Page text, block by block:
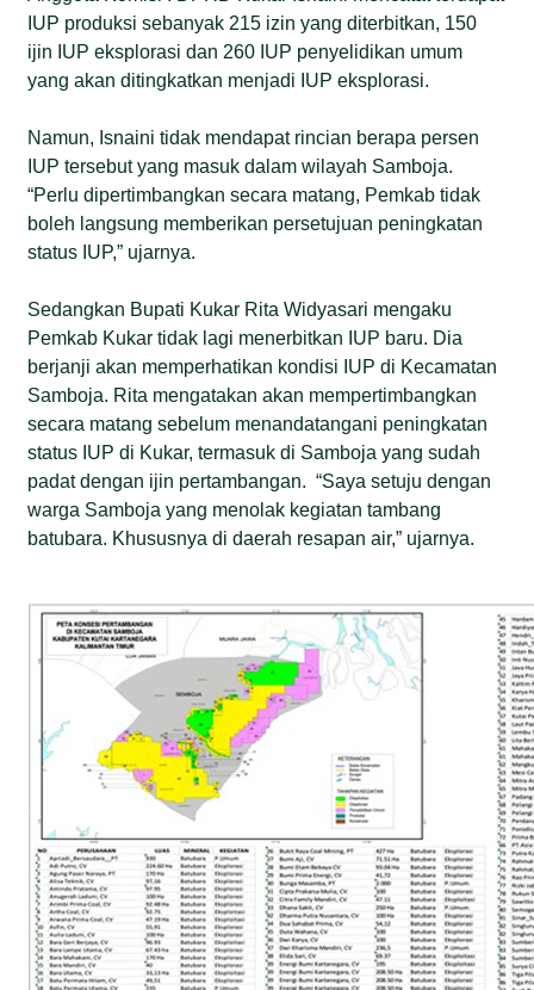
IUP produksi sebanyak 215 izin yang diterbitkan, 150
ijin IUP eksplorasi dan 260 IUP penyelidikan umum
yang akan ditingkatkan menjadi IUP eksplorasi.
Namun, Isnaini tidak mendapat rincian berapa persen
IUP tersebut yang masuk dalam wilayah Samboja.
“Perlu dipertimbangkan secara matang, Pemkab tidak
boleh langsung memberikan persetujuan peningkatan
status IUP,” ujarnya.
Sedangkan Bupati Kukar Rita Widyasari mengaku
Pemkab Kukar tidak lagi menerbitkan IUP baru. Dia
berjanji akan memperhatikan kondisi IUP di Kecamatan
Samboja. Rita mengatakan akan mempertimbangkan
secara matang sebelum menandatangani peningkatan
status IUP di Kukar, termasuk di Samboja yang sudah
padat dengan ijin pertambangan. “Saya setuju dengan
warga Samboja yang menolak kegiatan tambang
batubara. Khususnya di daerah resapan air,” ujarnya.